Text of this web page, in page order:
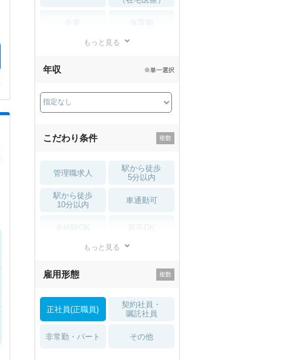
薬局・
もっと見る
年収 ※単一選択
こだわり条件
管理職求人
駅から徒歩
5分以内
駅から徒歩
10分以内
車通勤可
住宅手当・補助
土日祝休 無資格 OK
積極採用中 WEB面接OK
もっと見る
雇用形態
正社員(正職員)
契約社員・
嘱託社員
非常勤・パート その他